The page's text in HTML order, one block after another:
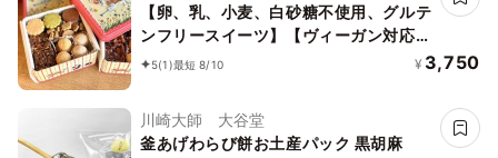
【卵、乳、小麦、白砂糖不使用、グルテ
ンフリースイーツ】【ヴィーガン対応】
白馬にのって駆け巡ろう ボタニカルサ
5(1)最短 8/10 ¥ 3,750
川崎大師 大谷堂
釜あげわらび餅お土産パック 黒胡麻